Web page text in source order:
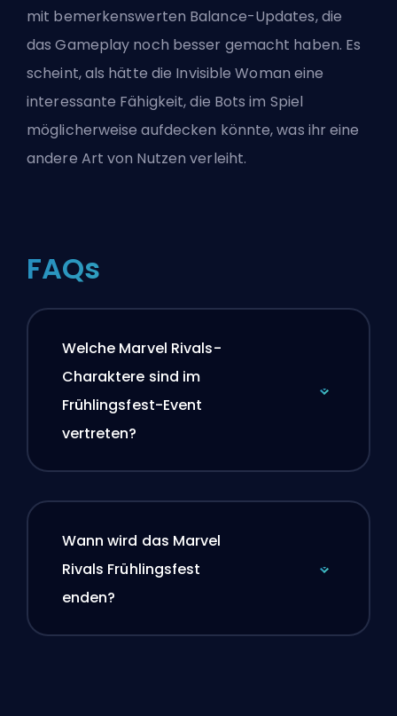
mit bemerkenswerten Balance-Updates, die
das Gameplay noch besser gemacht haben. Es
scheint, als hätte die Invisible Woman eine
interessante Fähigkeit, die Bots im Spiel
möglicherweise aufdecken könnte, was ihr eine
andere Art von Nutzen verleiht.
FAQs
Welche Marvel Rivals-
Charaktere sind im
Frühlingsfest-Event
vertreten?
Wann wird das Marvel
Rivals Frühlingsfest
enden?